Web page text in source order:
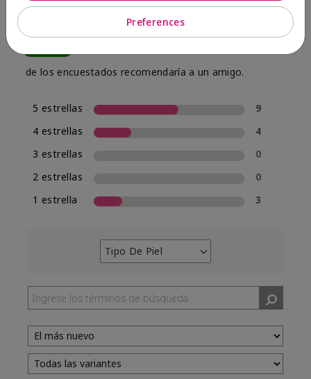
Escribir Una Opinión
de los encuestados recomendaría a un amigo.
5 estrellas
9
4 estrellas
4
3 estrellas
0
2 estrellas
0
1 estrella
3
Tipo De Piel
Filtrar
por
Tipo
de
piel
Preferences